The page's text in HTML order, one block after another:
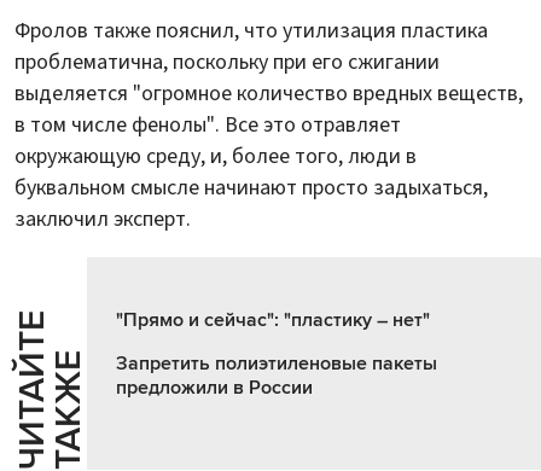
Фролов также пояснил, что утилизация пластика
проблематична, поскольку при его сжигании
выделяется "огромное количество вредных веществ,
в том числе фенолы". Все это отравляет
окружающую среду, и, более того, люди в
буквальном смысле начинают просто задыхаться,
заключил эксперт.
Ч
И
Т
АЙ
Т
Е
Т
А
К
ЖЕ
"Прямо и сейчас": "пластику – нет"
Запретить полиэтиленовые пакеты
предложили в России